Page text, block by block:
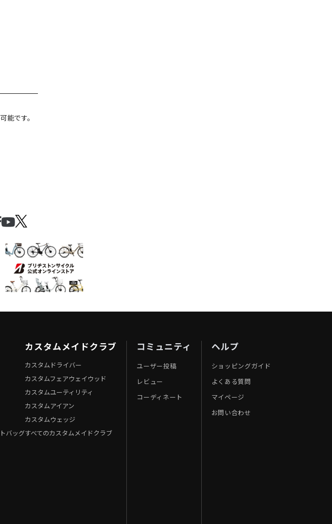
能です。
バッグ
カスタムメイドクラブ
カスタムドライバー
カスタムフェアウェイウッド
カスタムユーティリティ
カスタムアイアン
カスタムウェッジ
すべてのカスタムメイドクラブ
コミュニティ
ユーザー投稿
レビュー
コーディネート
ヘルプ
ショッピングガイド
よくある質問
マイページ
お問い合わせ